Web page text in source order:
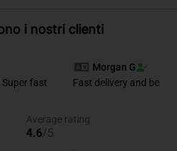
i nostri clienti